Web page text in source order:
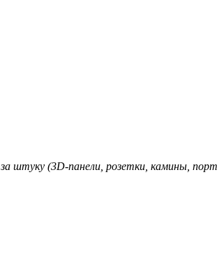
за штуку (3D-панели, розетки, камины,